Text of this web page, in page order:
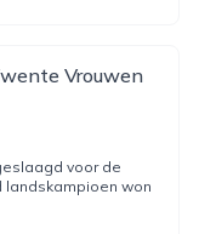
Vrouwen
voor de
landskampioen won